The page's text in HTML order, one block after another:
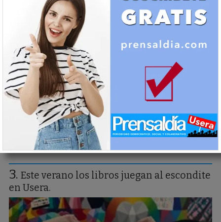
Se nos ha quemado el campo, uno de los
mas maravillosos de la zona central de
España
Este verano los libros juegan al escondite
en Usera.